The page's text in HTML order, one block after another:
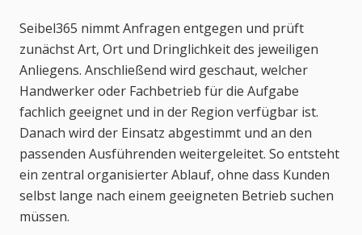
Seibel365 nimmt Anfragen entgegen und prüft
zunächst Art, Ort und Dringlichkeit des jeweiligen
Anliegens. Anschließend wird geschaut, welcher
Handwerker oder Fachbetrieb für die Aufgabe
fachlich geeignet und in der Region verfügbar ist.
Danach wird der Einsatz abgestimmt und an den
passenden Ausführenden weitergeleitet. So entsteht
ein zentral organisierter Ablauf, ohne dass Kunden
selbst lange nach einem geeigneten Betrieb suchen
müssen.